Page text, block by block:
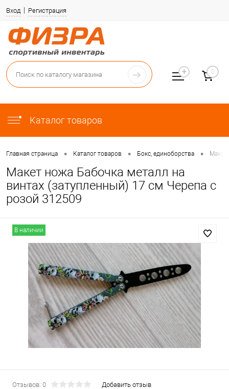
Вход Регистрация
Каталог товаров
0
Главная страница • Каталог товаров • Бокс, единоборства •
Макет ножа Бабочка металл на
винтах (затупленный) 17 см Черепа с
розой 312509
В наличии
Отзывов: 0 Добавить отзыв